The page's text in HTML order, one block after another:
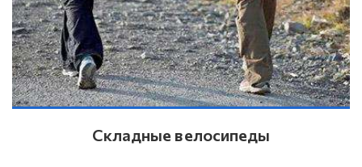
Складные велосипеды